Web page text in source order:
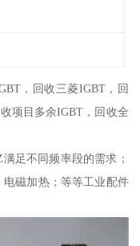
，回收三菱IGBT，回
项目多余IGBT，回收全
足不同频率段的需求；
磁加热；等等工业配件